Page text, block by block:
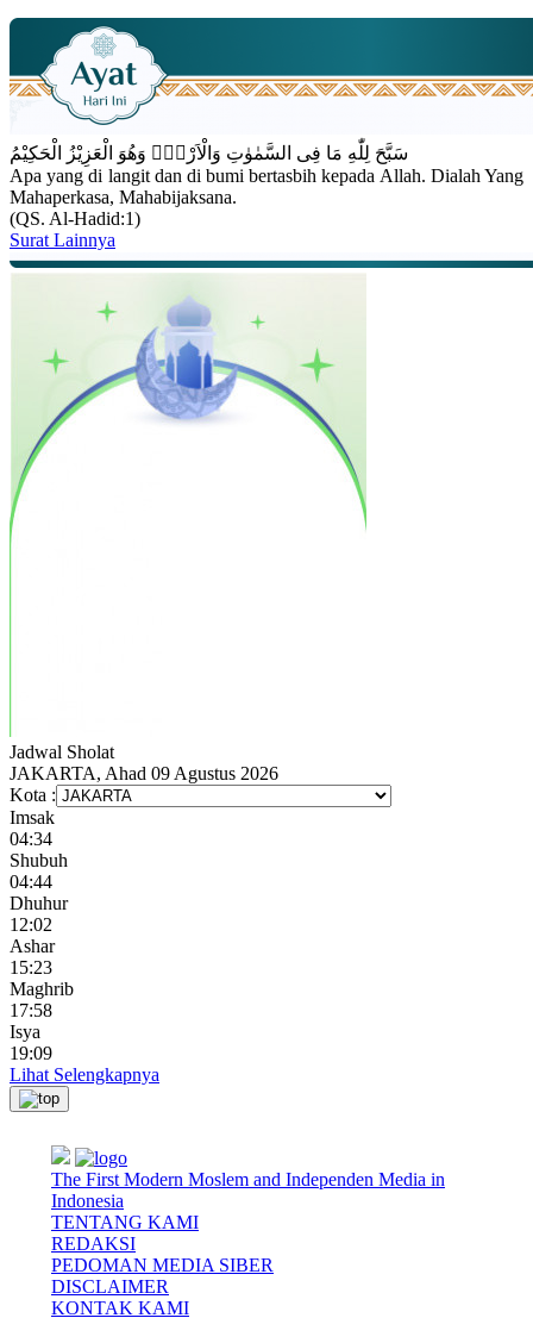
سَبَّحَ لِلّٰهِ مَا فِى السَّمٰوٰتِ وَالْاَرْضِۚ وَهُوَ الْعَزِيْزُ الْحَكِيْمُ
Apa yang di langit dan di bumi bertasbih kepada Allah. Dialah Yang
Mahaperkasa, Mahabijaksana.
(QS. Al-Hadid:1)
Surat Lainnya
Jadwal Sholat
JAKARTA, Ahad 09 Agustus 2026
Kota :
Imsak
04:34
Shubuh
04:44
Dhuhur
12:02
Ashar
15:23
Maghrib
17:58
Isya
19:09
Lihat Selengkapnya
The First Modern Moslem and Independen Media in
Indonesia
TENTANG KAMI
REDAKSI
PEDOMAN MEDIA SIBER
DISCLAIMER
KONTAK KAMI